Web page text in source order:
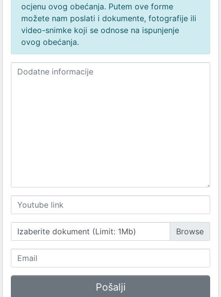
ocjenu ovog obećanja. Putem ove forme
možete nam poslati i dokumente, fotografije ili
video-snimke koji se odnose na ispunjenje
ovog obećanja.
Izaberite dokument (Limit: 1Mb)